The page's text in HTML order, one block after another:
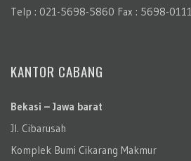
Telp : 021-5698-5860 Fax : 5698-0111
KANTOR CABANG
Bekasi – Jawa barat
Jl. Cibarusah
Komplek Bumi Cikarang Makmur